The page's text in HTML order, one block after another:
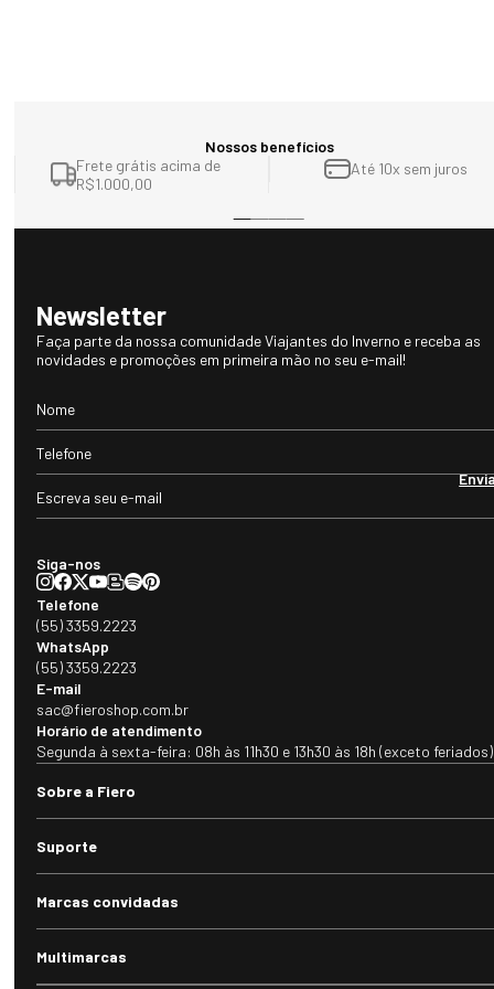
Nossos benefícios
Frete grátis acima de
R$1.000,00
Até 10x sem juros
Newsletter
Faça parte da nossa comunidade Viajantes do Inverno e receba as
novidades e promoções em primeira mão no seu e-mail!
Siga-nos
Telefone
(55) 3359.2223
WhatsApp
(55) 3359.2223
E-mail
sac@fieroshop.com.br
Horário de atendimento
Segunda à sexta-feira: 08h às 11h30 e 13h30 às 18h (exceto feriados)
Sobre a Fiero
Suporte
Marcas convidadas
Multimarcas